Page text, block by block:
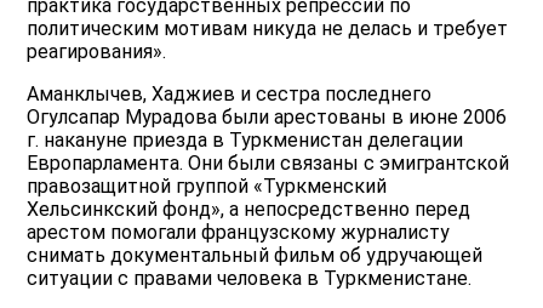
практика государственных репрессий по
политическим мотивам никуда не делась и требует
реагирования».
Аманклычев, Хаджиев и сестра последнего
Огулсапар Мурадова были арестованы в июне 2006
г. накануне приезда в Туркменистан делегации
Европарламента. Они были связаны с эмигрантской
правозащитной группой «Туркменский
Хельсинкский фонд», а непосредственно перед
арестом помогали французскому журналисту
снимать документальный фильм об удручающей
ситуации с правами человека в Туркменистане.